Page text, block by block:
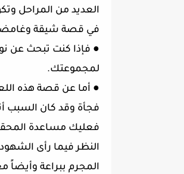
العديد من المراحل
في قصة شيقة وغامضة
● فإذا كنت تبحث عن
لمجموعتك.
● أما عن قصة هذه
فجأة وقد كان السبب
فعليك مساعدة
النظر فيما رأى